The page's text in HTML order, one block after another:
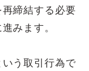
締結する必要
みます。
う取引行為で